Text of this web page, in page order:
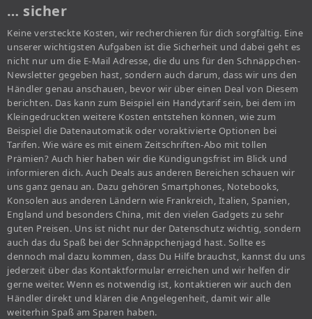
… sicher
Keine versteckte Kosten, wir recherchieren für dich sorgfältig. Eine
unserer wichtigsten Aufgaben ist die Sicherheit und dabei geht es
nicht nur um die E-Mail Adresse, die du uns für den Schnäppchen-
Newsletter gegeben hast, sondern auch darum, dass wir uns den
Händler genau anschauen, bevor wir über einen Deal von Diesem
berichten. Das kann zum Beispiel ein Handytarif sein, bei dem im
Kleingedruckten weitere Kosten entstehen können, wie zum
Beispiel die Datenautomatik oder voraktivierte Optionen bei
Tarifen. Wie wäre es mit einem Zeitschriften-Abo mit tollen
Prämien? Auch hier haben wir die Kündigungsfrist im Blick und
informieren dich. Auch Deals aus anderen Bereichen schauen wir
uns ganz genau an. Dazu gehören Smartphones, Notebooks,
Konsolen aus anderen Ländern wie Frankreich, Italien, Spanien,
England und besonders China, mit den vielen Gadgets zu sehr
guten Preisen. Uns ist nicht nur der Datenschutz wichtig, sondern
auch das du Spaß bei der Schnäppchenjagd hast. Sollte es
dennoch mal dazu kommen, dass Du Hilfe brauchst, kannst du uns
jederzeit über das Kontaktformular erreichen und wir helfen dir
gerne weiter. Wenn es notwendig ist, kontaktieren wir auch den
Händler direkt und klären die Angelegenheit, damit wir alle
weiterhin Spaß am Sparen haben.